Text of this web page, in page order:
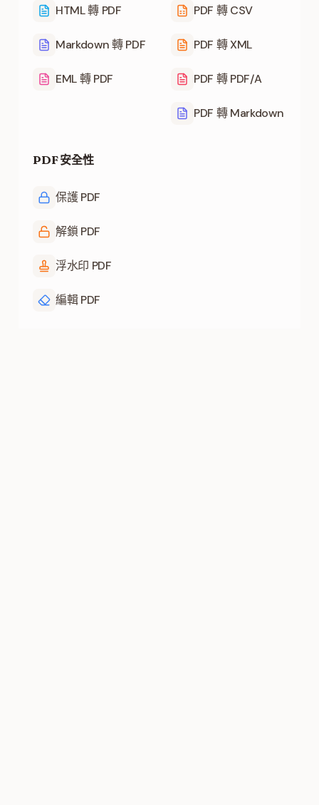
HTML 轉 PDF
Markdown 轉 PDF
EML 轉 PDF
PDF 轉 CSV
PDF 轉 XML
PDF 轉 PDF/A
PDF 轉 Markdown
PDF 安全性
保護 PDF
解鎖 PDF
浮水印 PDF
編輯 PDF